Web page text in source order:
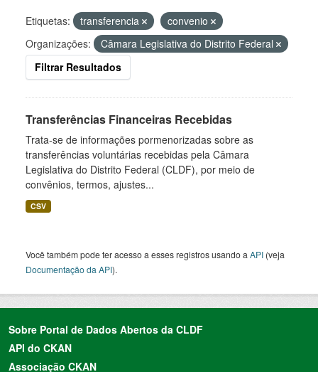
Etiquetas: transferencia
convenio
Organizações:
Câmara Legislativa do Distrito Federal
Filtrar Resultados
Transferências Financeiras Recebidas
Trata-se de informações pormenorizadas sobre as
transferências voluntárias recebidas pela Câmara
Legislativa do Distrito Federal (CLDF), por meio de
convênios, termos, ajustes...
CSV
Você também pode ter acesso a esses registros usando a API (veja
Documentação da API).
Sobre Portal de Dados Abertos da CLDF
API do CKAN
Associação CKAN